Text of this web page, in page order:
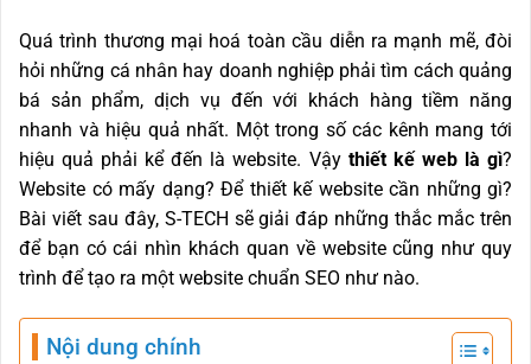
Quá trình thương mại hoá toàn cầu diễn ra mạnh mẽ, đòi
hỏi những cá nhân hay doanh nghiệp phải tìm cách quảng
bá sản phẩm, dịch vụ đến với khách hàng tiềm năng
nhanh và hiệu quả nhất. Một trong số các kênh mang tới
hiệu quả phải kể đến là website. Vậy thiết kế web là gì?
Website có mấy dạng? Để thiết kế website cần những gì?
Bài viết sau đây, S-TECH sẽ giải đáp những thắc mắc trên
để bạn có cái nhìn khách quan về website cũng như quy
trình để tạo ra một website chuẩn SEO như nào.
Nội dung chính